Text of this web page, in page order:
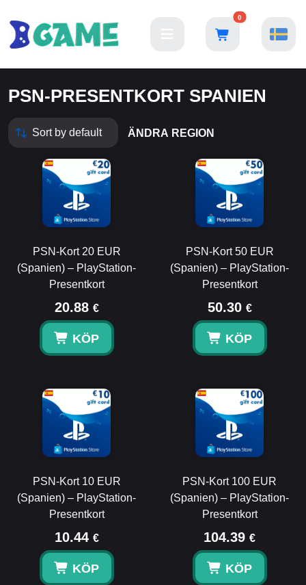
0
PSN-PRESENTKORT SPANIEN
ÄNDRA REGION
PSN-Kort 20 EUR
(Spanien) – PlayStation-
Presentkort
20.88 €
KÖP
PSN-Kort 50 EUR
(Spanien) – PlayStation-
Presentkort
50.30 €
KÖP
PSN-Kort 10 EUR
(Spanien) – PlayStation-
Presentkort
10.44 €
KÖP
PSN-Kort 100 EUR
(Spanien) – PlayStation-
Presentkort
104.39 €
KÖP